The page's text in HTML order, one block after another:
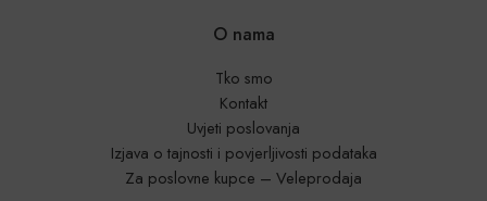
O nama
Tko smo
Kontakt
Uvjeti poslovanja
Izjava o tajnosti i povjerljivosti podataka
Za poslovne kupce – Veleprodaja